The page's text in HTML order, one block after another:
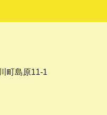
町島原11-1